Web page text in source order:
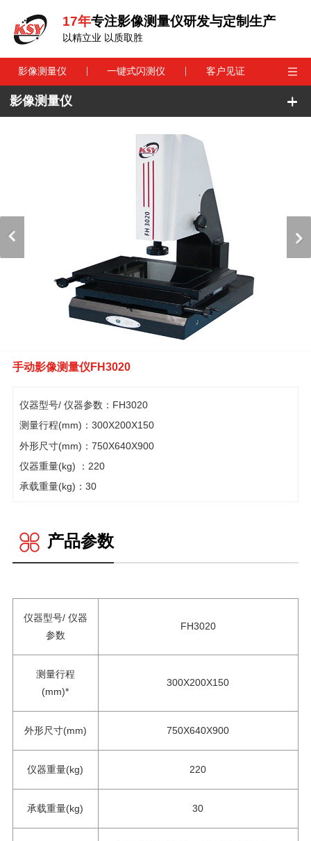
17年专注影像测量仪研发与定制生产
以精立业 以质取胜
影像测量仪 一键式闪测仪 客户见证
影像测量仪
手动影像测量仪FH3020
仪器型号/ 仪器参数：FH3020
测量行程(mm)：300X200X150
外形尺寸(mm)：750X640X900
仪器重量(kg) ：220
承载重量(kg)：30
产品参数
仪器型号/ 仪器
参数
FH3020
测量行程
(mm)*
300X200X150
外形尺寸(mm) 750X640X900
仪器重量(kg) 220
承载重量(kg) 30